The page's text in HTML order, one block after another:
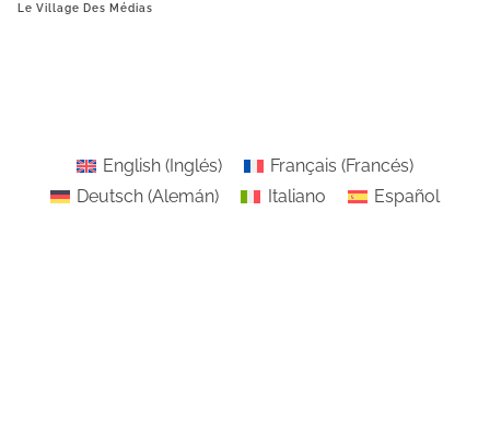
Le Village Des Médias
English (Inglés) Français (Francés)
Deutsch (Alemán) Italiano Español